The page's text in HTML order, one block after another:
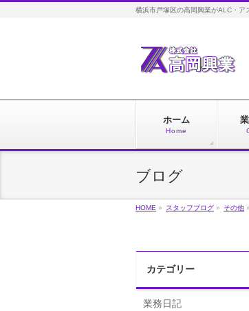
横浜市戸塚区の高岡興業がALC・ア
ホーム
Home
ブログ
HOME » スタッフブログ » その他 »
カテゴリー
業務日記